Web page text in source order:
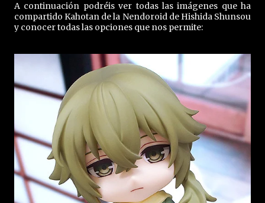
A continuación podréis ver todas las imágenes que ha
compartido Kahotan de la Nendoroid de Hishida Shunsou
y conocer todas las opciones que nos permite: